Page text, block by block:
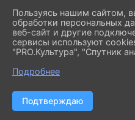
Пользуясь нашим сайтом,
обработки персональных
веб-сайт и другие
сервисы используют
"PRO.Культура", "Спутник
Подробнее
Подтверждаю